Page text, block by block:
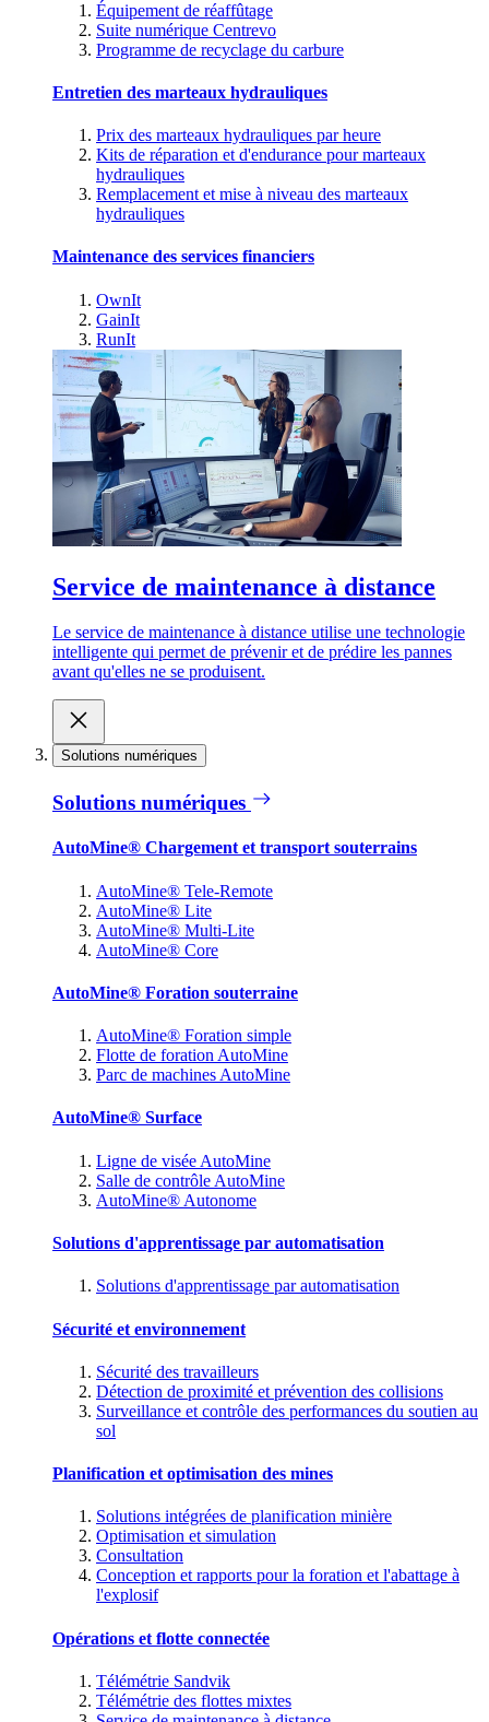
Équipement de réaffûtage
Suite numérique Centrevo
Programme de recyclage du carbure
Entretien des marteaux hydrauliques
Prix des marteaux hydrauliques par heure
Kits de réparation et d'endurance pour marteaux
hydrauliques
Remplacement et mise à niveau des marteaux
hydrauliques
Maintenance des services financiers
OwnIt
GainIt
RunIt
Service de maintenance à distance
Le service de maintenance à distance utilise une technologie
intelligente qui permet de prévenir et de prédire les pannes
avant qu'elles ne se produisent.
Solutions numériques
Solutions numériques
AutoMine® Chargement et transport souterrains
AutoMine® Tele-Remote
AutoMine® Lite
AutoMine® Multi-Lite
AutoMine® Core
AutoMine® Foration souterraine
AutoMine® Foration simple
Flotte de foration AutoMine
Parc de machines AutoMine
AutoMine® Surface
Ligne de visée AutoMine
Salle de contrôle AutoMine
AutoMine® Autonome
Solutions d'apprentissage par automatisation
Solutions d'apprentissage par automatisation
Sécurité et environnement
Sécurité des travailleurs
Détection de proximité et prévention des collisions
Surveillance et contrôle des performances du soutien au
sol
Planification et optimisation des mines
Solutions intégrées de planification minière
Optimisation et simulation
Consultation
Conception et rapports pour la foration et l'abattage à
l'explosif
Opérations et flotte connectée
Télémétrie Sandvik
Télémétrie des flottes mixtes